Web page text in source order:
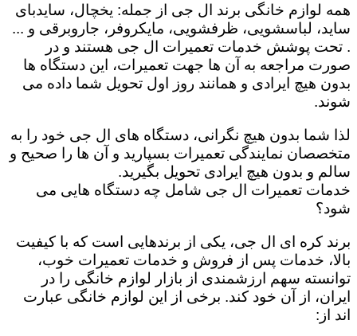
همه لوازم خانگی برند ال جی از جمله: یخچال، سایدبای
ساید، لباسشویی، ظرفشویی، مایکروفر، جاروبرقی و ...
. تحت پوشش خدمات تعمیرات ال جی هستند و در
صورت مراجعه به آن ها جهت تعمیرات، این دستگاه ها
بدون هیچ ایرادی و همانند روز اول تحویل شما داده می
شوند.
لذا شما بدون هیچ نگرانی، دستگاه های ال جی خود را به
متخصصان نمایندگی تعمیرات بسپارید و آن ها را صحیح و
سالم و بدون هیچ ایرادی تحویل بگیرید.
خدمات تعمیرات ال جی شامل چه دستگاه هایی می
شود؟
برند کره ای ال جی، یکی از برندهایی است که با کیفیت
بالا، خدمات پس از فروش و خدمات تعمیرات خوب،
توانسته سهم ارزشمندی از بازار لوازم خانگی را در
ایران، از آن خود کند. برخی از این لوازم خانگی عبارت
اند از: